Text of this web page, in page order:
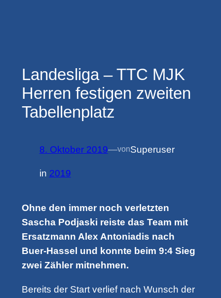
Landesliga – TTC MJK
Herren festigen zweiten
Tabellenplatz
8. Oktober 2019—vonSuperuser
in 2019
Ohne den immer noch verletzten
Sascha Podjaski reiste das Team mit
Ersatzmann Alex Antoniadis nach
Buer-Hassel und konnte beim 9:4 Sieg
zwei Zähler mitnehmen.
Bereits der Start verlief nach Wunsch der